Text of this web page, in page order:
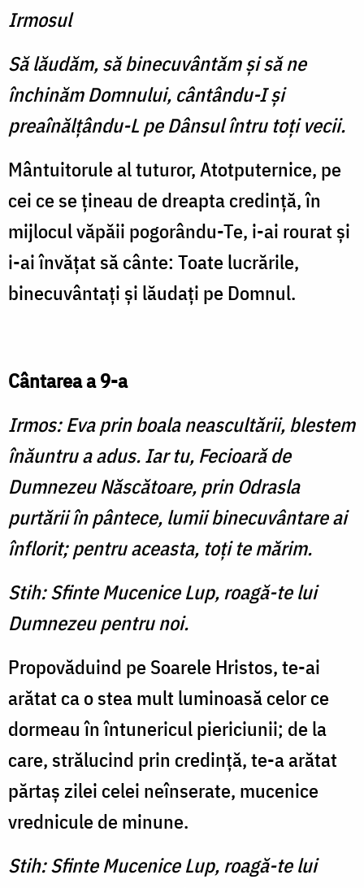
Irmosul
Să lăudăm, să binecuvântăm şi să ne
închinăm Domnului, cântându-I şi
preaînălţându-L pe Dânsul întru toţi vecii.
Mântuitorule al tuturor, Atotputernice, pe
cei ce se ţineau de dreapta credinţă, în
mijlocul văpăii pogorându-Te, i-ai rourat şi
i-ai învăţat să cânte: Toate lucrările,
binecuvântaţi şi lăudaţi pe Domnul.
Cântarea a 9-a
Irmos: Eva prin boala neascultării, blestem
înăuntru a adus. Iar tu, Fecioară de
Dumnezeu Născătoare, prin Odrasla
purtării în pântece, lumii binecuvântare ai
înflorit; pentru aceasta, toţi te mărim.
Stih: Sfinte Mucenice Lup, roagă-te lui
Dumnezeu pentru noi.
Propovăduind pe Soarele Hristos, te-ai
arătat ca o stea mult luminoasă celor ce
dormeau în întunericul piericiunii; de la
care, strălucind prin credinţă, te-a arătat
părtaş zilei celei neînserate, mucenice
vrednicule de minune.
Stih: Sfinte Mucenice Lup, roagă-te lui